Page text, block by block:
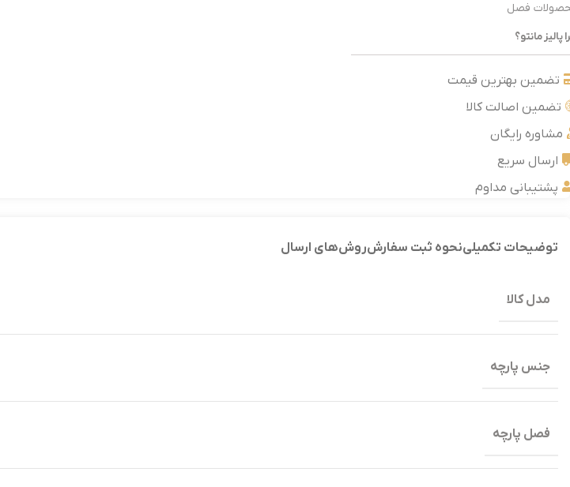
فصل
پالیز مانتو؟
تضمین بهترین قیمت
تضمین اصالت کالا
مشاوره رایگان
ارسال سریع
پشتیبانی مداوم
توضیحات تکمیلینحوه ثبت سفارشروش‌های ارسال
مدل کالا
جنس پارچه
فصل پارچه